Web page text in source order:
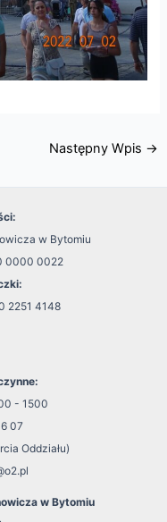
Następny Wpis →
w Bytomiu
0000 0022
2251 4148
- 1500
07
Oddziału)
w Bytomiu